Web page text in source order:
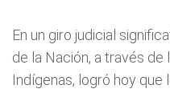
En un giro judicial
de la Nación, a través de
Indígenas, logró hoy que